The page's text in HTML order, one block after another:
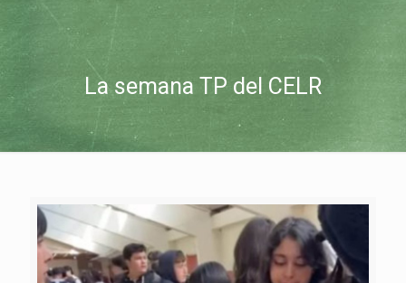
La semana TP del CELR